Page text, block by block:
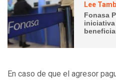
Lee
Fonasa
En caso de que el agresor